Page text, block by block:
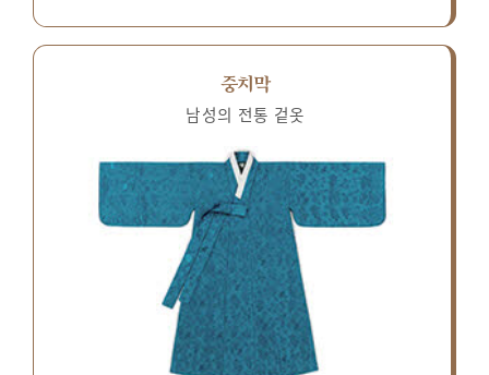
중치막
남성의 전통 겉옷